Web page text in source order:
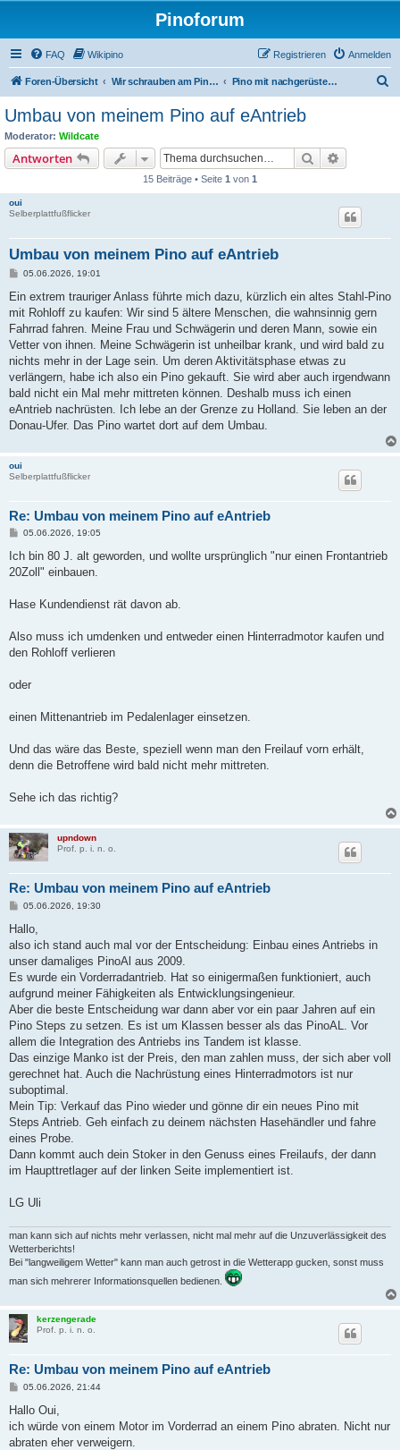
Pinoforum
FAQ Wikipino Anmelden
Registrieren
Foren-Übersicht Wir schrauben am Pino: Erfahrungen, Technik und Anbauten Pino mit nachgerüstetem Antrieb (Technik und Erfahrungen)
Umbau von meinem Pino auf eAntrieb
Moderator: Wildcate
Antworten Suche
15 Beiträge • Seite 1 von 1
oui
Selberplattfußflicker
Umbau von meinem Pino auf eAntrieb
B
i
r
a
05.06.2026, 19:01
Ein extrem trauriger Anlass führte mich dazu, kürzlich ein altes Stahl-Pino
mit Rohloff zu kaufen: Wir sind 5 ältere Menschen, die wahnsinnig gern
Fahrrad fahren. Meine Frau und Schwägerin und deren Mann, sowie ein
Vetter von ihnen. Meine Schwägerin ist unheilbar krank, und wird bald zu
nichts mehr in der Lage sein. Um deren Aktivitätsphase etwas zu
verlängern, habe ich also ein Pino gekauft. Sie wird aber auch irgendwann
bald nicht ein Mal mehr mittreten können. Deshalb muss ich einen
eAntrieb nachrüsten. Ich lebe an der Grenze zu Holland. Sie leben an der
Donau-Ufer. Das Pino wartet dort auf dem Umbau.
oui
Selberplattfußflicker
Re: Umbau von meinem Pino auf eAntrieb
B
i
r
05.06.2026, 19:05
Ich bin 80 J. alt geworden, und wollte ursprünglich "nur einen Frontantrieb
20Zoll" einbauen.
Hase Kundendienst rät davon ab.
Also muss ich umdenken und entweder einen Hinterradmotor kaufen und
den Rohloff verlieren
oder
einen Mittenantrieb im Pedalenlager einsetzen.
Und das wäre das Beste, speziell wenn man den Freilauf vorn erhält,
denn die Betroffene wird bald nicht mehr mittreten.
Sehe ich das richtig?
upndown
Prof. p. i. n. o.
Re: Umbau von meinem Pino auf eAntrieb
B
i
r
a
05.06.2026, 19:30
Hallo,
also ich stand auch mal vor der Entscheidung: Einbau eines Antriebs in
unser damaliges PinoAl aus 2009.
Es wurde ein Vorderradantrieb. Hat so einigermaßen funktioniert, auch
aufgrund meiner Fähigkeiten als Entwicklungsingenieur.
Aber die beste Entscheidung war dann aber vor ein paar Jahren auf ein
Pino Steps zu setzen. Es ist um Klassen besser als das PinoAL. Vor
allem die Integration des Antriebs ins Tandem ist klasse.
Das einzige Manko ist der Preis, den man zahlen muss, der sich aber voll
gerechnet hat. Auch die Nachrüstung eines Hinterradmotors ist nur
suboptimal.
Mein Tip: Verkauf das Pino wieder und gönne dir ein neues Pino mit
Steps Antrieb. Geh einfach zu deinem nächsten Hasehändler und fahre
eines Probe.
Dann kommt auch dein Stoker in den Genuss eines Freilaufs, der dann
im Haupttretlager auf der linken Seite implementiert ist.
LG Uli
man kann sich auf nichts mehr verlassen, nicht mal mehr auf die Unzuverlässigkeit des
Wetterberichts!
Bei "langweiligem Wetter" kann man auch getrost in die Wetterapp gucken, sonst muss
man sich mehrerer Informationsquellen bedienen.
kerzengerade
Prof. p. i. n. o.
Re: Umbau von meinem Pino auf eAntrieb
B
i
r
a
05.06.2026, 21:44
Hallo Oui,
ich würde von einem Motor im Vorderrad an einem Pino abraten. Nicht nur
abraten eher verweigern.